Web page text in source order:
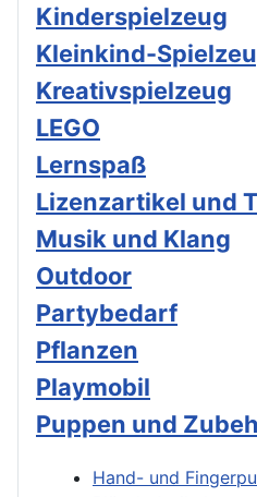
Kinderspielzeug
Kleinkind-
Kreativspielzeug
LEGO
Lernspaß
Lizenzartikel und
Musik und Klang
Outdoor
Partybedarf
Pflanzen
Playmobil
Puppen und
Hand- und